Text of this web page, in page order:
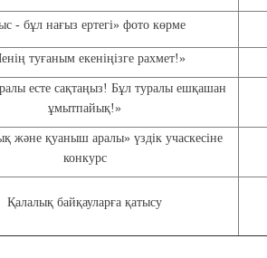
- бұл нағыз ертегі» фото көрме
туғаным екеніңізге рахмет!»
есте сақтаңыз! Бұл туралы ешқашан
ұмытпайық!»
және қуаныш аралы» үздік учаскесіне
конкурс
Қалалық байқауларға қатысу